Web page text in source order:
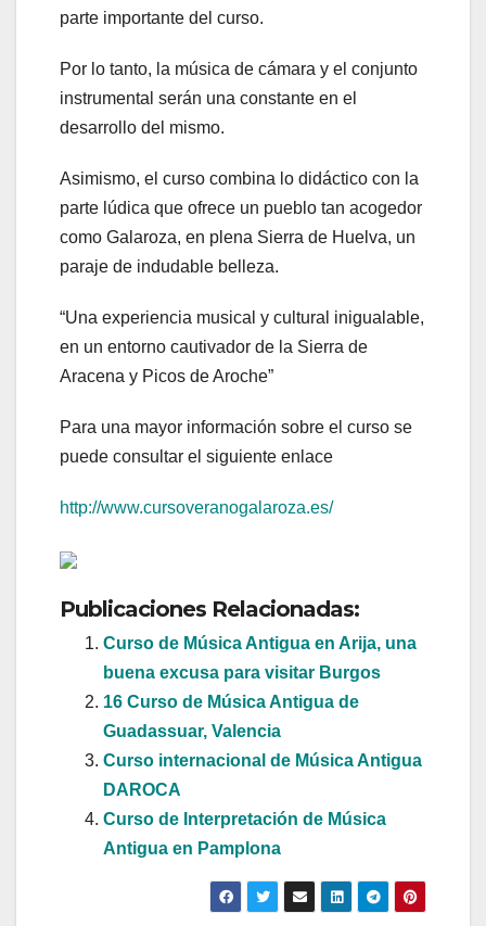
parte importante del curso.
Por lo tanto, la música de cámara y el conjunto
instrumental serán una constante en el
desarrollo del mismo.
Asimismo, el curso combina lo didáctico con la
parte lúdica que ofrece un pueblo tan acogedor
como Galaroza, en plena Sierra de Huelva, un
paraje de indudable belleza.
“Una experiencia musical y cultural inigualable,
en un entorno cautivador de la Sierra de
Aracena y Picos de Aroche”
Para una mayor información sobre el curso se
puede consultar el siguiente enlace
http://www.cursoveranogalaroza.es/
Publicaciones Relacionadas:
Curso de Música Antigua en Arija, una
buena excusa para visitar Burgos
16 Curso de Música Antigua de
Guadassuar, Valencia
Curso internacional de Música Antigua
DAROCA
Curso de Interpretación de Música
Antigua en Pamplona